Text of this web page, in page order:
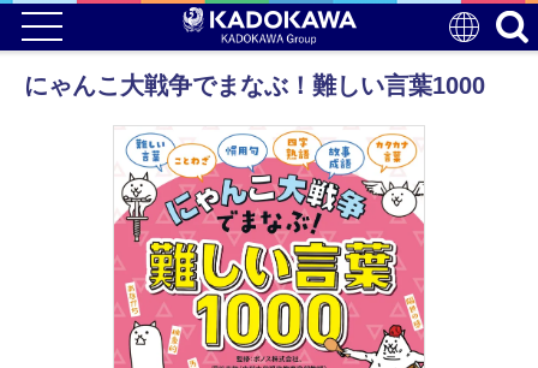
にゃんこ大戦争でまなぶ！難しい言葉1000